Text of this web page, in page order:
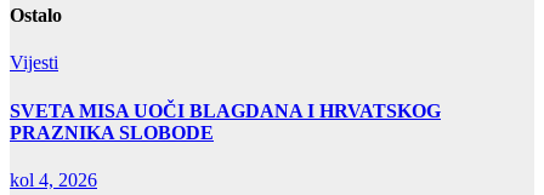
Ostalo
Vijesti
SVETA MISA UOČI BLAGDANA I HRVATSKOG
PRAZNIKA SLOBODE
kol 4, 2026